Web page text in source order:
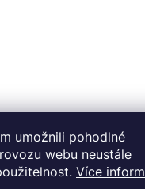
umožnili pohodlné
webu neustále
Více